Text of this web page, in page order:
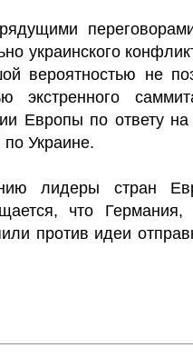
украинского
вероятностью не
экстренного
Европы по ответу
Украине.
лидеры стран
что Германия,
против идеи